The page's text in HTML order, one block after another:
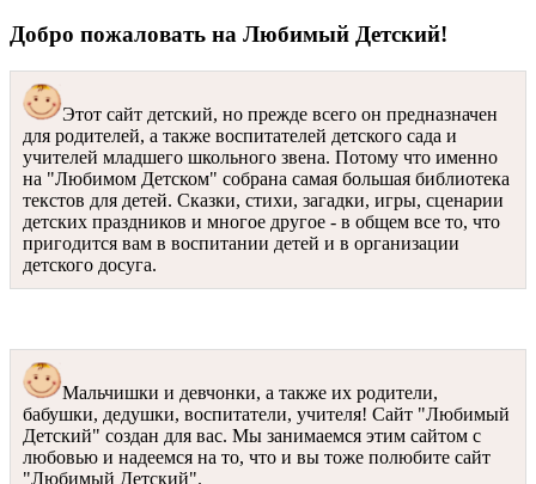
Добро пожаловать на Любимый Детский!
Этот сайт детский, но прежде всего он предназначен
для родителей, а также воспитателей детского сада и
учителей младшего школьного звена. Потому что именно
на "Любимом Детском" собрана самая большая библиотека
текстов для детей. Сказки, стихи, загадки, игры, сценарии
детских праздников и многое другое - в общем все то, что
пригодится вам в воспитании детей и в организации
детского досуга.
Мальчишки и девчонки, а также их родители,
бабушки, дедушки, воспитатели, учителя! Сайт "Любимый
Детский" создан для вас. Мы занимаемся этим сайтом с
любовью и надеемся на то, что и вы тоже полюбите сайт
"Любимый Детский".